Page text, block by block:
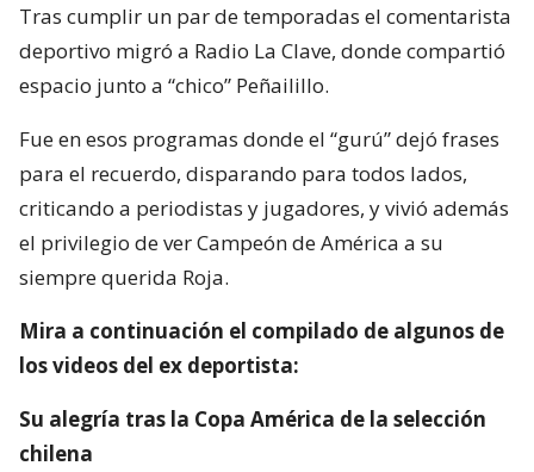
Tras cumplir un par de temporadas el comentarista
deportivo migró a Radio La Clave, donde compartió
espacio junto a “chico” Peñailillo.
Fue en esos programas donde el “gurú” dejó frases
para el recuerdo, disparando para todos lados,
criticando a periodistas y jugadores, y vivió además
el privilegio de ver Campeón de América a su
siempre querida Roja.
Mira a continuación el compilado de algunos de
los videos del ex deportista:
Su alegría tras la Copa América de la selección
chilena